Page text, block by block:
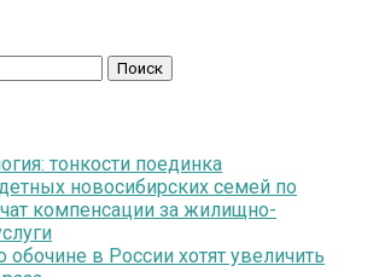
тонкости поединка
новосибирских семей по
компенсации за жилищно-
обочине в России хотят увеличить